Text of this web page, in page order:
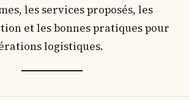
les services proposés, les
et les bonnes pratiques pour
logistiques.